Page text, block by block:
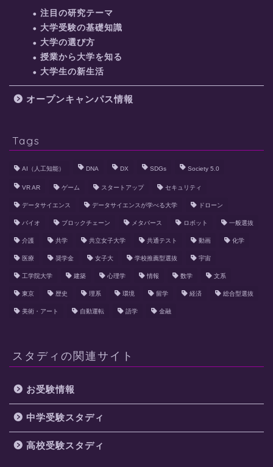
注目の研究テーマ
大学受験の基礎知識
大学の選び方
授業から大学を知る
大学生の新生活
オープンキャンパス情報
Tags
AI（人工知能） DNA DX SDGs Society 5.0
VR AR ゲーム スタートアップ セキュリティ
データサイエンス データサイエンスが学べる大学 ドローン
バイオ ブロックチェーン メタバース ロボット 一般選抜
介護 共学 共立女子大学 共通テスト 動画 化学
医療 奨学金 女子大 学校推薦型選抜 宇宙
工学院大学 建築 心理学 情報 数学 文系
東京 歴史 理系 環境 留学 経済 総合型選抜
美術・アート 自動運転 語学 金融
スタディの関連サイト
お受験情報
中学受験スタディ
高校受験スタディ